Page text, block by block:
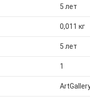
5 лет
0,011 кг
5 лет
1